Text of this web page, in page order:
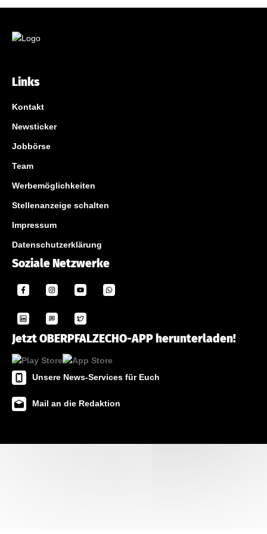
Links
Kontakt
Newsticker
Jobbörse
Team
Werbemöglichkeiten
Stellenanzeige schalten
Impressum
Datenschutzerklärung
Soziale Netzwerke
Jetzt OBERPFALZECHO-APP herunterladen!
Unsere News-Services für Euch
Mail an die Redaktion